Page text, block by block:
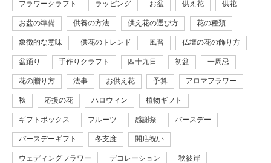
フラワークラフト ラッピング お盆 供え花 供花
お盆の準備 供養の方法 供え花の選び方 花の種類
象徴的な意味 供花のトレンド 風習 仏壇の花の飾り方
盆踊り 手作りクラフト 四十九日 初盆 一周忌
花の贈り方 法事 お供え花 予算 アロマフラワー
秋 応援の花 ハロウィン 植物ギフト
ギフトボックス フルーツ 感謝祭 バースデー
バースデーギフト 冬支度 開店祝い
ウェディングフラワー デコレーション 秋彼岸